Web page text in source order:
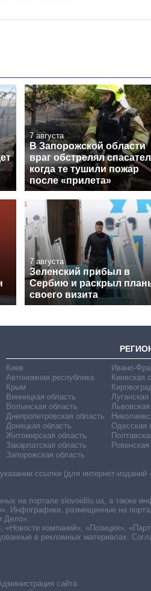
7 августа
В Запорожской области
враг обстрелял
когда те тушили пожар
после «прилета»
7 августа
Зеленский прибыл в
Сербию и раскрыл
своего визита
Киев
Автономная республика
Крым
Винницкая область
Волынская область
Днепропетровская область
Донецкая область
Житомирская область
Закарпатская область
Запорожская область
Ивано-
Киевская
Луганская
Одесская
сайта
ссылки (для интернет-
на портале slovoidilo.ua, а также
размещенные на
Дело».
компаний», «Позиция»,
в рекламных материалах.